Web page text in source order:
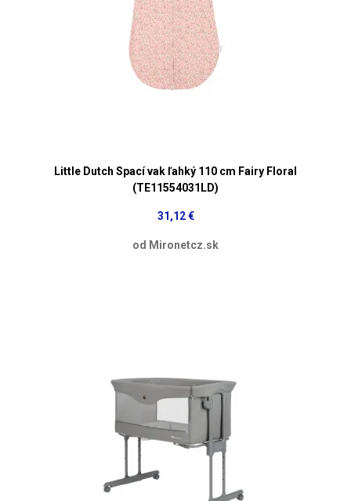
Little Dutch Spací vak ľahký 110 cm Fairy Floral
(TE11554031LD)
31,12 €
od Mironetcz.sk